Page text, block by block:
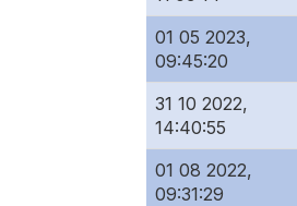
01 05 2023,
09:45:20
31 10 2022,
14:40:55
01 08 2022,
09:31:29